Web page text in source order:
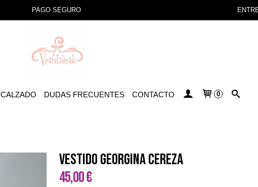
PAGO SEGURO
CALZADO DUDAS FRECUENTES CONTACTO 0
VESTIDO GEORGINA CEREZA
45,00 €